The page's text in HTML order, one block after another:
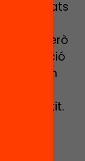
de
Però
fundació
posar en
sentit.
un
I
la